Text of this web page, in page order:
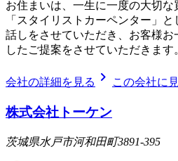
お住まいは、一生に一度の大切
「スタイリストカーペンター」
話しをさせていただき、お客様
したご提案をさせていただきます
会社の詳細を見る chevron_right この会社に
株式会社トーケン
茨城県水戸市河和田町3891-395